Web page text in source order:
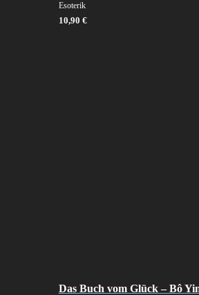
Esoterik
10,90 €
Das Buch vom Glück – Bô